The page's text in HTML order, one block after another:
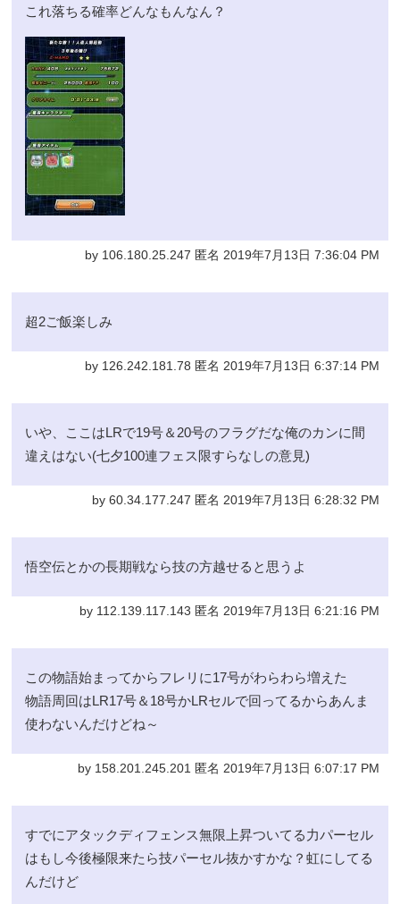
これ落ちる確率どんなもんなん？
by 106.180.25.247 匿名 2019年7月13日 7:36:04 PM
超2ご飯楽しみ
by 126.242.181.78 匿名 2019年7月13日 6:37:14 PM
いや、ここはLRで19号＆20号のフラグだな俺のカンに間
違えはない(七夕100連フェス限すらなしの意見)
by 60.34.177.247 匿名 2019年7月13日 6:28:32 PM
悟空伝とかの長期戦なら技の方越せると思うよ
by 112.139.117.143 匿名 2019年7月13日 6:21:16 PM
この物語始まってからフレリに17号がわらわら増えた
物語周回はLR17号＆18号かLRセルで回ってるからあんま
使わないんだけどね～
by 158.201.245.201 匿名 2019年7月13日 6:07:17 PM
すでにアタックディフェンス無限上昇ついてる力パーセル
はもし今後極限来たら技パーセル抜かすかな？虹にしてる
んだけど